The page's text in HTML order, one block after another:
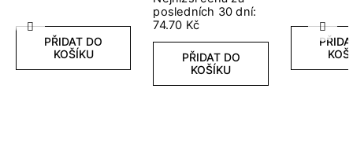
Předchozí Další
PŘIDAT DO
KOŠÍKU
posledních 30 dní:
74.70 Kč
PŘIDAT DO
KOŠÍKU